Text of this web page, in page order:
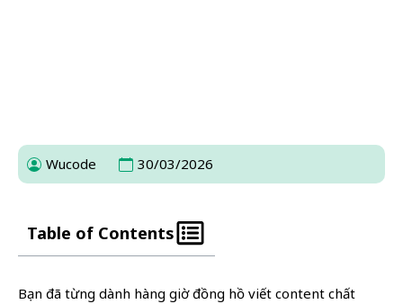
Wucode 30/03/2026
Table of Contents
Bạn đã từng dành hàng giờ đồng hồ viết content chất